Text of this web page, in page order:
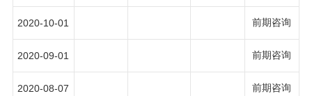
2020-10-01 前期咨询
2020-09-01 前期咨询
2020-08-07 前期咨询